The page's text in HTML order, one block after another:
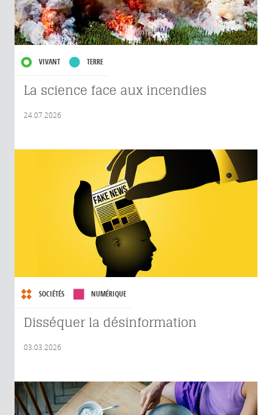
VIVANT TERRE
La science face aux incendies
24.07.2026
SOCIÉTÉS NUMÉRIQUE
Disséquer la désinformation
03.03.2026